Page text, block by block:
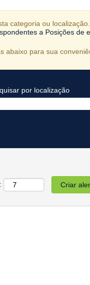
categoria ou localização.
a Posições de
abaixo para sua
por localização